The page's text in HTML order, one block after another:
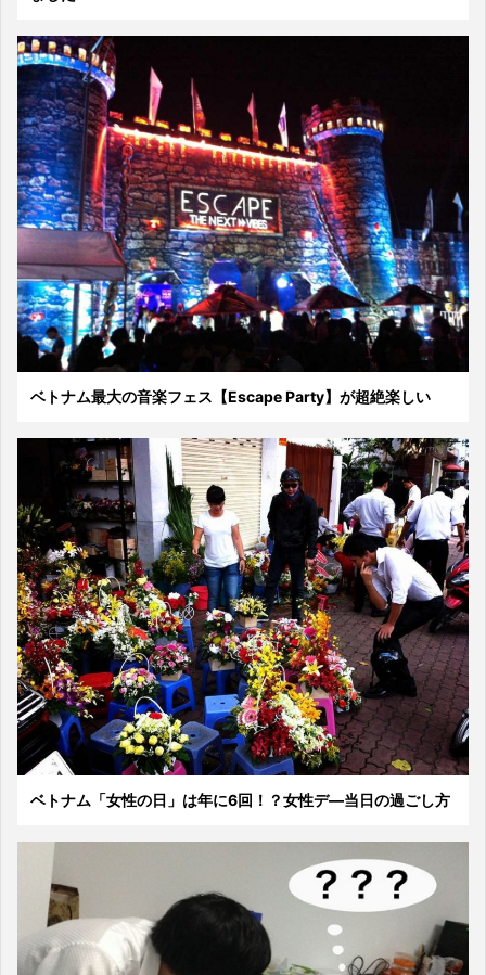
ベトナム最大の音楽フェス【Escape Party】が超絶楽しい
ベトナム「女性の日」は年に6回！？女性デ―当日の過ごし方